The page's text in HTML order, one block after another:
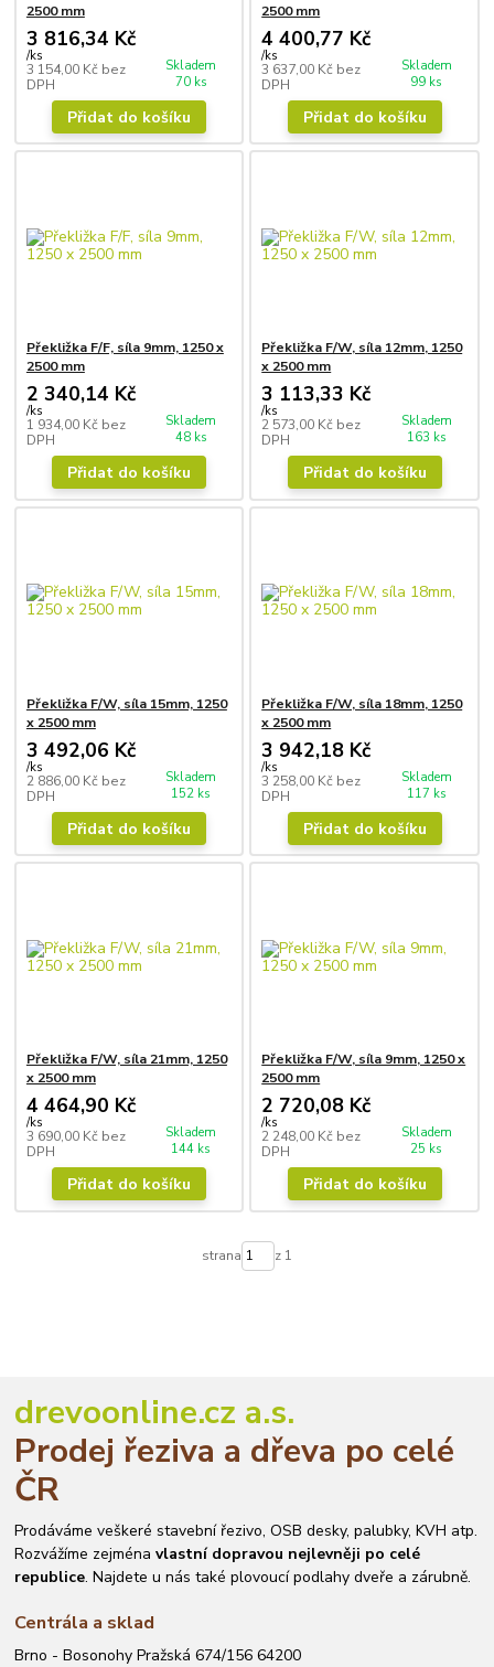
2500 mm
3 816,34 Kč
/ks
3 154,00 Kč bez
DPH
Skladem
70 ks
Přidat do košíku
2500 mm
4 400,77 Kč
/ks
3 637,00 Kč bez
DPH
Skladem
99 ks
Přidat do košíku
Překližka F/F, síla 9mm, 1250 x
2500 mm
2 340,14 Kč
/ks
1 934,00 Kč bez
DPH
Skladem
48 ks
Přidat do košíku
Překližka F/W, síla 12mm, 1250
x 2500 mm
3 113,33 Kč
/ks
2 573,00 Kč bez
DPH
Skladem
163 ks
Přidat do košíku
Překližka F/W, síla 15mm, 1250
x 2500 mm
3 492,06 Kč
/ks
2 886,00 Kč bez
DPH
Skladem
152 ks
Přidat do košíku
Překližka F/W, síla 18mm, 1250
x 2500 mm
3 942,18 Kč
/ks
3 258,00 Kč bez
DPH
Skladem
117 ks
Přidat do košíku
Překližka F/W, síla 21mm, 1250
x 2500 mm
4 464,90 Kč
/ks
3 690,00 Kč bez
DPH
Skladem
144 ks
Přidat do košíku
Překližka F/W, síla 9mm, 1250 x
2500 mm
2 720,08 Kč
/ks
2 248,00 Kč bez
DPH
Skladem
25 ks
Přidat do košíku
strana z 1
drevoonline.cz a.s.
Prodej řeziva a dřeva po celé
ČR
Prodáváme veškeré stavební řezivo, OSB desky, palubky, KVH atp.
Rozvážíme zejménavlastní dopravou nejlevněji po celé
republice. Najdete u nás také plovoucí podlahy dveře a zárubně.
Centrála a sklad
Brno - Bosonohy Pražská 674/156 64200